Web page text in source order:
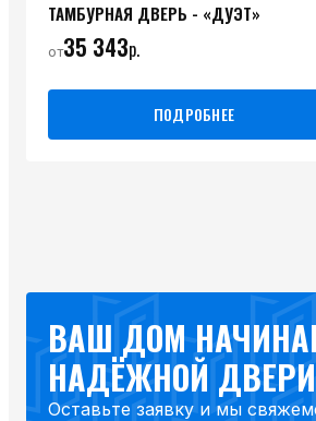
ТАМБУРНАЯ ДВЕРЬ - «ДУЭТ»
от35 343р.
ПОДРОБНЕЕ
ВАШ ДОМ
НАДЁЖНОЙ ДВЕРИ
Оставьте заявку и мы